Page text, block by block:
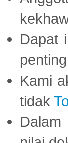
Dapat
Kami
tidak
Dalam